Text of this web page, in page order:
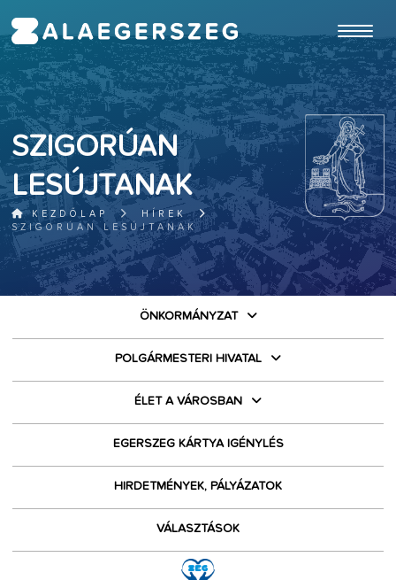
SZIGORÚAN
LESÚJTANAK
KEZDŐLAP
HÍREK
SZIGORÚAN LESÚJTANAK
ÖNKORMÁNYZAT
POLGÁRMESTERI HIVATAL
ÉLET A VÁROSBAN
EGERSZEG KÁRTYA IGÉNYLÉS
HIRDETMÉNYEK, PÁLYÁZATOK
VÁLASZTÁSOK